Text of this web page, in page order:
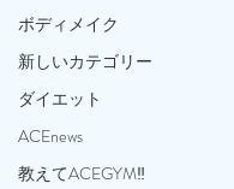
ボディメイク
新しいカテゴリー
ダイエット
ACEnews
教えてACEGYM‼️